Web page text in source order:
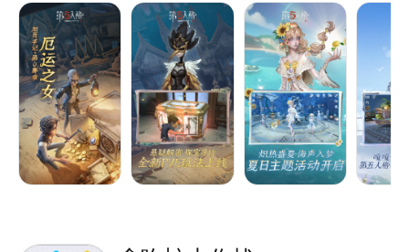
绎法，对案情进行回顾。在案情回顾时，玩家可以选择
扮演监管者或逃生者，展开激烈的对抗。而在调查的过
程，无限接近真相时，却发现越来越恐怖的真相。